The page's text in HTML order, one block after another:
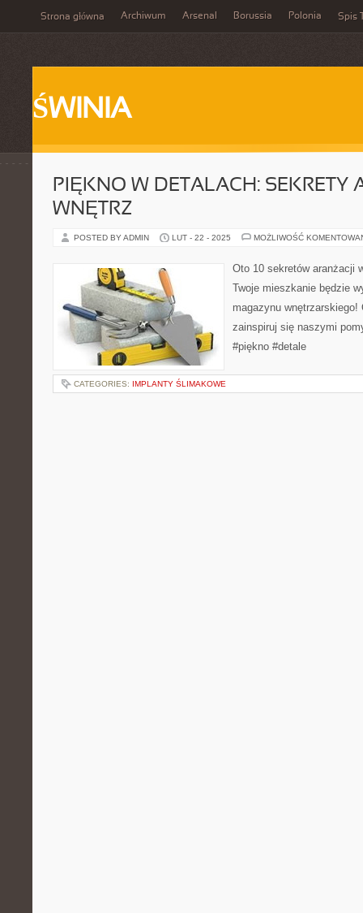
Strona główna Archiwum Arsenal Borussia Polonia Spis
ŚWINIA
PIĘKNO W DETALACH: SEKRETY
WNĘTRZ
POSTED BY ADMIN LUT - 22 - 2025 MOŻLIWOŚĆ
Oto 10 sekretów aranżacji
Twoje mieszkanie będzie
magazynu
zainspiruj się naszymi
#piękno #detale
CATEGORIES: IMPLANTY ŚLIMAKOWE